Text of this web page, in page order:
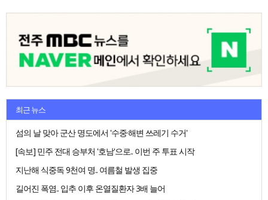
최근 뉴스
섬의 날 맞아 군산 명도에서 '수중·해변 쓰레기 수거'
[속보] 민주 전대 승부처 '호남'으로.. 이번 주 투표 시작
지난해 식중독 9천여 명.. 여름철 발생 집중
길어진 폭염.. 입추 이후 온열질환자 3배 늘어